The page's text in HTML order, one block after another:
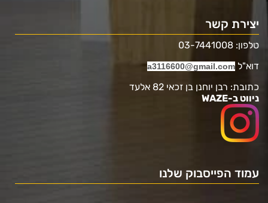
יצירת קשר
טלפון: 03-7441008
דוא"ל a3116600@gmail.com
כתובת: רבן יוחנן בן זכאי 82 אלעד
ניווט ב-WAZE
עמוד הפייסבוק שלנו